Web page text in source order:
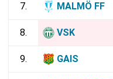
7. MALMÖ FF
8. VSK
9. GAIS